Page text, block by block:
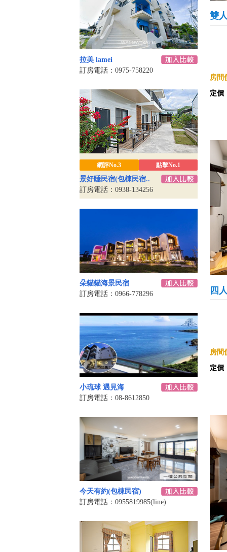
拉美 lamei
訂房電話：0975-758220
網評No.3 點擊No.1
景好睡民宿(包棟民宿..
訂房電話：0938-134256
朵貓貓海景民宿
訂房電話：0966-778296
小琉球 遇見海
訂房電話：08-8612850
今天有約(包棟民宿)
訂房電話：0955819985(line)
雙
房間
定價
四
房間
定價